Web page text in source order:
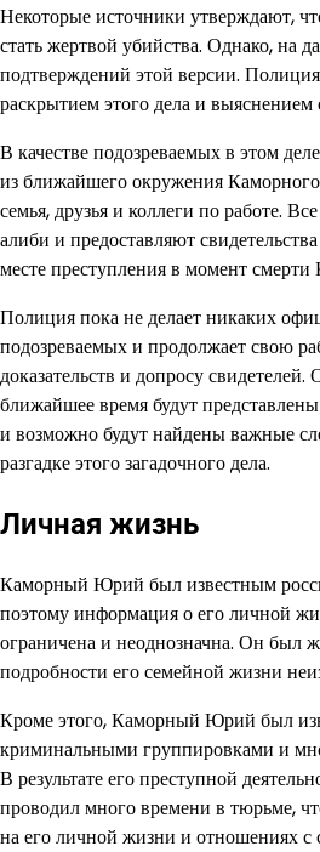
Некоторые источники утверждают,
стать жертвой убийства. Однако, на
подтверждений этой версии.
раскрытием этого дела и выяснением
В качестве подозреваемых в этом
из ближайшего окружения
семья, друзья и коллеги по работе.
алиби и предоставляют
месте преступления в момент
Полиция пока не делает никаких
подозреваемых и продолжает свою
доказательств и допросу свидетелей.
ближайшее время будут
и возможно будут найдены важные
разгадке этого загадочного дела.
Личная жизнь
Каморный Юрий был известным
поэтому информация о его личной
ограничена и неоднозначна. Он был
подробности его семейной жизни
Кроме этого, Каморный Юрий был
криминальными группировками и
В результате его преступной
проводил много времени в тюрьме,
на его личной жизни и отношениях с